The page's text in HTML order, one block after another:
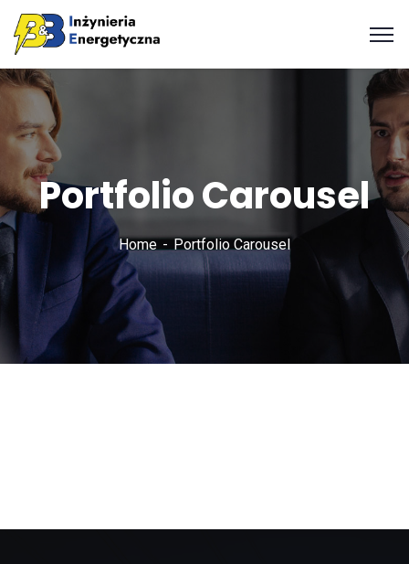
Portfolio Carousel
Home Portfolio Carousel